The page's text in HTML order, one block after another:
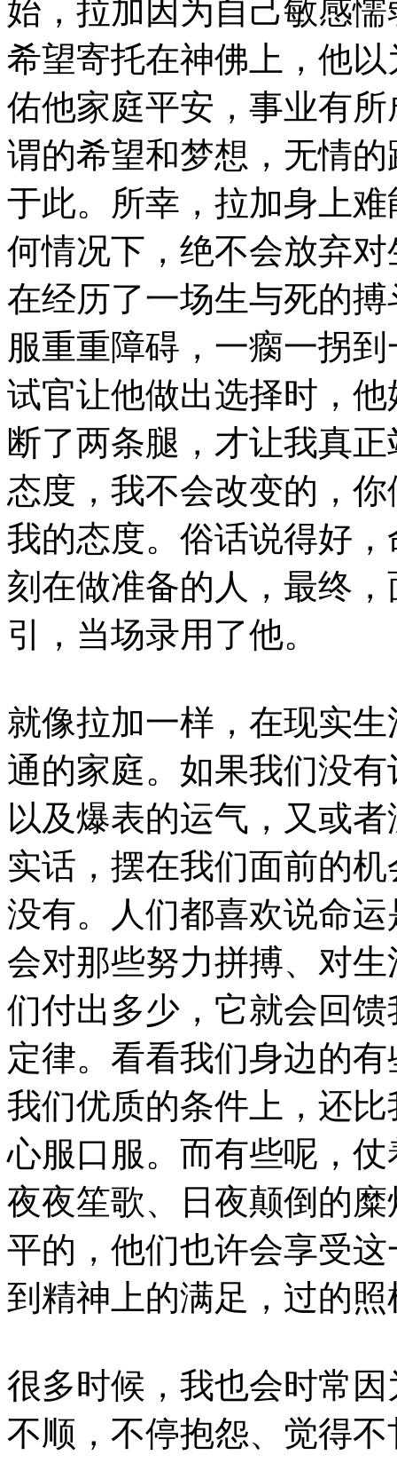
始，拉加因为自己敏感
希望寄托在神佛上，他
佑他家庭平安，事业有
谓的希望和梦想，无情
于此。所幸，拉加身上
何情况下，绝不会放弃
在经历了一场生与死的
服重重障碍，一瘸一拐
试官让他做出选择时，
断了两条腿，才让我真
态度，我不会改变的，
我的态度。俗话说得好
刻在做准备的人，最终
引，当场录用了他。
就像拉加一样，在现实
通的家庭。如果我们没
以及爆表的运气，又或
实话，摆在我们面前的
没有。人们都喜欢说命
会对那些努力拼搏、对
们付出多少，它就会回
定律。看看我们身边的
我们优质的条件上，还
心服口服。而有些呢，
夜夜笙歌、日夜颠倒的
平的，他们也许会享受
到精神上的满足，过的
很多时候，我也会时常
不顺，不停抱怨、觉得